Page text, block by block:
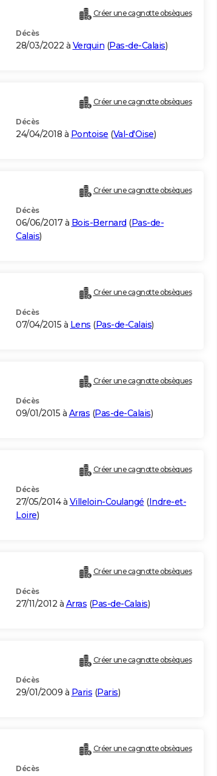
Créer une cagnotte obsèques
Décès
28/03/2022 à Verquin (Pas-de-Calais)
Créer une cagnotte obsèques
Décès
24/04/2018 à Pontoise (Val-d'Oise)
Créer une cagnotte obsèques
Décès
06/06/2017 à Bois-Bernard (Pas-de-
Calais)
Créer une cagnotte obsèques
Décès
07/04/2015 à Lens (Pas-de-Calais)
Créer une cagnotte obsèques
Décès
09/01/2015 à Arras (Pas-de-Calais)
Créer une cagnotte obsèques
Décès
27/05/2014 à Villeloin-Coulangé (Indre-et-
Loire)
Créer une cagnotte obsèques
Décès
27/11/2012 à Arras (Pas-de-Calais)
Créer une cagnotte obsèques
Décès
29/01/2009 à Paris (Paris)
Créer une cagnotte obsèques
Décès